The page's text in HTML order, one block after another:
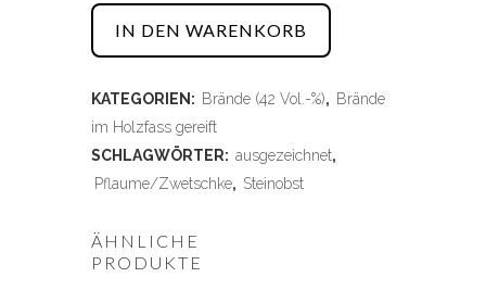
IN DEN WARENKORB
KATEGORIEN: Brände (42 Vol.-%), Brände
im Holzfass gereift
SCHLAGWÖRTER: ausgezeichnet,
Pflaume/Zwetschke, Steinobst